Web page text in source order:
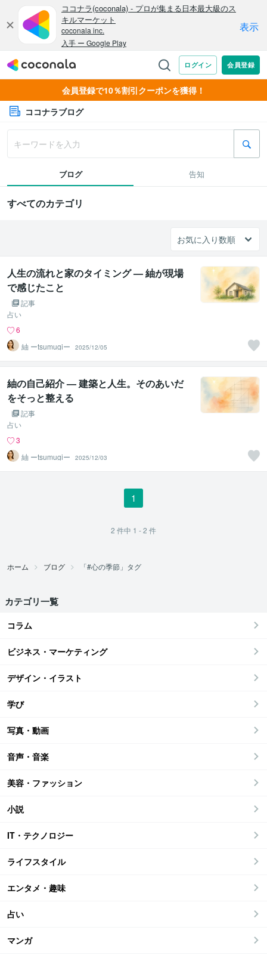
会員登録で10％割引クーポンを獲得！
ココナラブログ
ブログ 告知
すべてのカテゴリ
人生の流れと家のタイミング — 紬が現場
で感じたこと
記事
占い
6
紬 ーtsumugiー
2025/12/05
紬の自己紹介 — 建築と人生。そのあいだ
をそっと整える
記事
占い
3
紬 ーtsumugiー
2025/12/03
1
2 件中 1 - 2 件
ホーム ブログ 「#心の季節」タグ
カテゴリ一覧
コラム
ビジネス・マーケティング
デザイン・イラスト
学び
写真・動画
音声・音楽
美容・ファッション
小説
IT・テクノロジー
ライフスタイル
エンタメ・趣味
占い
マンガ